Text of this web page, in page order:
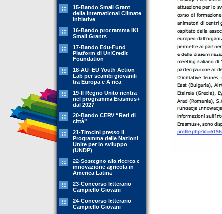
15-Bando Small Grant
della International Climate
Initiative
16-Bando programma IKI
Small Grants
17-Bando Edu-Fund
Platform di UniCredit
Foundation
18-AU–EU Youth Action
Lab per scambi giovanili
tra Europa e Africa
19-Il Regno Unito rientra
nel programma Erasmus+
dal 2027
20-Bando CERV “Reti di
città”
21-Tirocini presso il
Programma delle Nazioni
Unite per lo sviluppo
(UNDP)
22-Sostegno alla ricerca e
innovazione agricola in
America Latina
23-Concorso letterario
Campiello Giovani
24-Concorso letterario
Campiello Giovani